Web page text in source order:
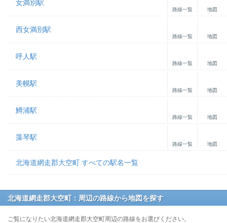
女満別駅
路線一覧 地図
西女満別駅
路線一覧 地図
呼人駅
路線一覧 地図
美幌駅
路線一覧 地図
鱒浦駅
路線一覧 地図
藻琴駅
路線一覧 地図
北海道網走郡大空町 すべての駅名一覧
北海道網走郡大空町：周辺の路線から地図を探す
ご覧になりたい北海道網走郡大空町周辺の路線をお選びください。